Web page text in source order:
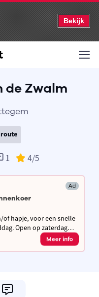
Bekijk
de Zwalm
1 4/5
Ad
of hapje, voor een snelle
Open op zaterdag
18u), van mei tot en
Meer info